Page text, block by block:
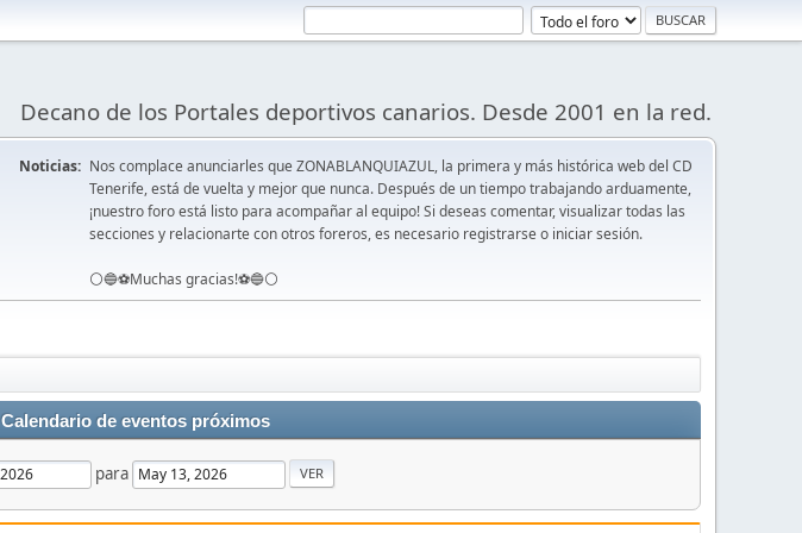
Decano de los Portales deportivos canarios. Desde 2001 en la red.
Noticias: Nos complace anunciarles que ZONABLANQUIAZUL, la primera y más histórica web del CD
Tenerife, está de vuelta y mejor que nunca. Después de un tiempo trabajando arduamente,
¡nuestro foro está listo para acompañar al equipo! Si deseas comentar, visualizar todas las
secciones y relacionarte con otros foreros, es necesario registrarse o iniciar sesión.
⚪️🔵⚽️Muchas gracias!⚽️🔵⚪️
Calendario de eventos próximos
para